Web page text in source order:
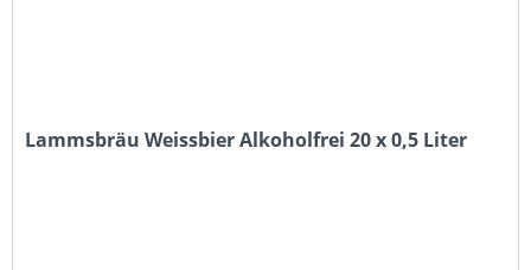
Lammsbräu Weissbier Alkoholfrei 20 x 0,5 Liter